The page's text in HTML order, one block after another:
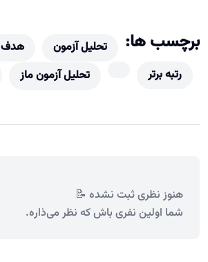
برچسب ها: تحلیل آزمون هدف
رتبه برتر
تحلیل آزمون ماز
هنوز نظری ثبت نشده 📝
شما اولین نفری باش که نظر می‌ذاره.